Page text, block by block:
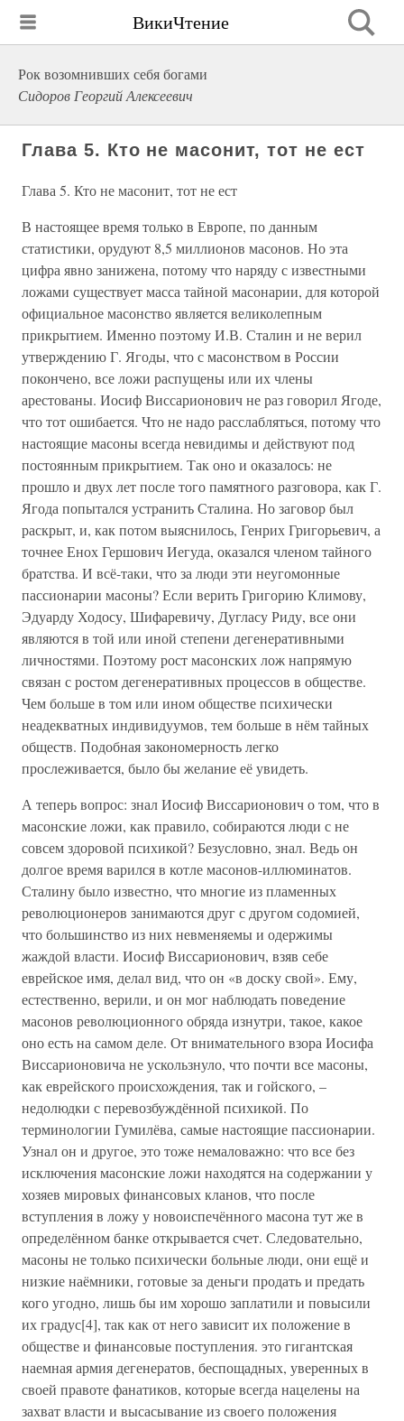
ВикиЧтение
Рок возомнивших себя богами
Сидоров Георгий Алексеевич
Глава 5. Кто не масонит, тот не ест
Глава 5. Кто не масонит, тот не ест
В настоящее время только в Европе, по данным
статистики, орудуют 8,5 миллионов масонов. Но эта
цифра явно занижена, потому что наряду с известными
ложами существует масса тайной масонарии, для которой
официальное масонство является великолепным
прикрытием. Именно поэтому И.В. Сталин и не верил
утверждению Г. Ягоды, что с масонством в России
покончено, все ложи распущены или их члены
арестованы. Иосиф Виссарионович не раз говорил Ягоде,
что тот ошибается. Что не надо расслабляться, потому что
настоящие масоны всегда невидимы и действуют под
постоянным прикрытием. Так оно и оказалось: не
прошло и двух лет после того памятного разговора, как Г.
Ягода попытался устранить Сталина. Но заговор был
раскрыт, и, как потом выяснилось, Генрих Григорьевич, а
точнее Енох Гершович Иегуда, оказался членом тайного
братства. И всё-таки, что за люди эти неугомонные
пассионарии масоны? Если верить Григорию Климову,
Эдуарду Ходосу, Шифаревичу, Дугласу Риду, все они
являются в той или иной степени дегенеративными
личностями. Поэтому рост масонских лож напрямую
связан с ростом дегенеративных процессов в обществе.
Чем больше в том или ином обществе психически
неадекватных индивидуумов, тем больше в нём тайных
обществ. Подобная закономерность легко
прослеживается, было бы желание её увидеть.
А теперь вопрос: знал Иосиф Виссарионович о том, что в
масонские ложи, как правило, собираются люди с не
совсем здоровой психикой? Безусловно, знал. Ведь он
долгое время варился в котле масонов-иллюминатов.
Сталину было известно, что многие из пламенных
революционеров занимаются друг с другом содомией,
что большинство из них невменяемы и одержимы
жаждой власти. Иосиф Виссарионович, взяв себе
еврейское имя, делал вид, что он «в доску свой». Ему,
естественно, верили, и он мог наблюдать поведение
масонов революционного обряда изнутри, такое, какое
оно есть на самом деле. От внимательного взора Иосифа
Виссарионовича не ускользнуло, что почти все масоны,
как еврейского происхождения, так и гойского, –
недолюдки с перевозбуждённой психикой. По
терминологии Гумилёва, самые настоящие пассионарии.
Узнал он и другое, это тоже немаловажно: что все без
исключения масонские ложи находятся на содержании у
хозяев мировых финансовых кланов, что после
вступления в ложу у новоиспечённого масона тут же в
определённом банке открывается счет. Следовательно,
масоны не только психически больные люди, они ещё и
низкие наёмники, готовые за деньги продать и предать
кого угодно, лишь бы им хорошо заплатили и повысили
их градус[4], так как от него зависит их положение в
обществе и финансовые поступления. это гигантская
наемная армия дегенератов, беспощадных, уверенных в
своей правоте фанатиков, которые всегда нацелены на
захват власти и высасывание из своего положения